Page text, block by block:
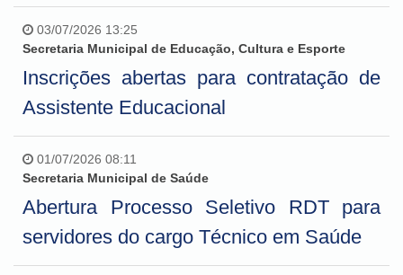
03/07/2026 13:25
Secretaria Municipal de Educação, Cultura e Esporte
Inscrições abertas para contratação de
Assistente Educacional
01/07/2026 08:11
Secretaria Municipal de Saúde
Abertura Processo Seletivo RDT para
servidores do cargo Técnico em Saúde